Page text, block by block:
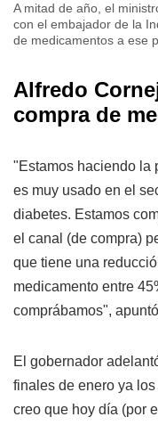
A mitad de año, el
con el embajador de la
de medicamentos a ese
Alfredo
compra de
"Estamos haciendo la
es muy usado en el
diabetes. Estamos
el canal (de compra)
que tiene una
medicamento entre
comprábamos",
El gobernador
finales de enero ya
creo que hoy día (por